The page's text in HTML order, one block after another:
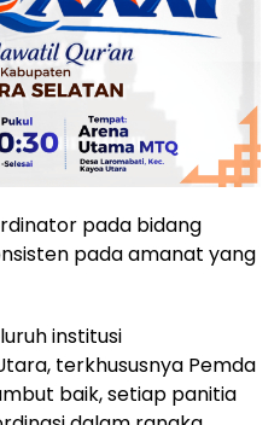
pada bidang
pada amanat yang
institusi
terkhususnya Pemda
baik, setiap panitia